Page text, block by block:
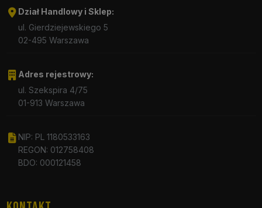
Dział Handlowy i Sklep:
ul. Gierdziejewskiego 5
02-495 Warszawa
Adres rejestrowy:
ul. Szekspira 4/75
01-913 Warszawa
NIP: PL 1180533163
REGON: 012758408
BDO: 000121458